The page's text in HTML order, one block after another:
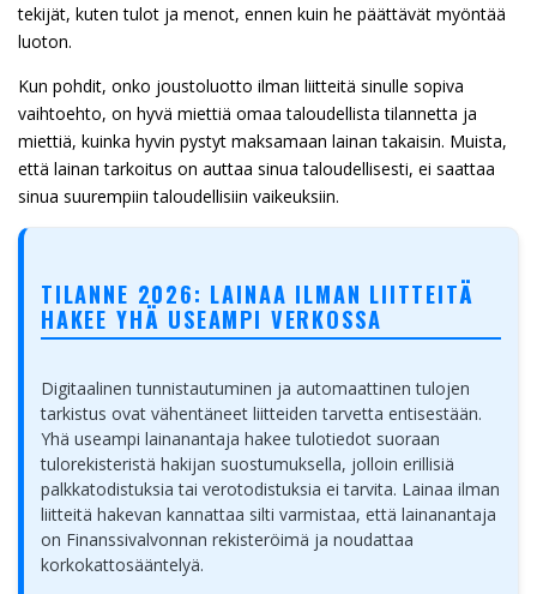
tekijät, kuten tulot ja menot, ennen kuin he päättävät myöntää
luoton.
Kun pohdit, onko joustoluotto ilman liitteitä sinulle sopiva
vaihtoehto, on hyvä miettiä omaa taloudellista tilannetta ja
miettiä, kuinka hyvin pystyt maksamaan lainan takaisin. Muista,
että lainan tarkoitus on auttaa sinua taloudellisesti, ei saattaa
sinua suurempiin taloudellisiin vaikeuksiin.
TILANNE 2026: LAINAA ILMAN LIITTEITÄ
HAKEE YHÄ USEAMPI VERKOSSA
Digitaalinen tunnistautuminen ja automaattinen tulojen
tarkistus ovat vähentäneet liitteiden tarvetta entisestään.
Yhä useampi lainanantaja hakee tulotiedot suoraan
tulorekisteristä hakijan suostumuksella, jolloin erillisiä
palkkatodistuksia tai verotodistuksia ei tarvita. Lainaa ilman
liitteitä hakevan kannattaa silti varmistaa, että lainanantaja
on Finanssivalvonnan rekisteröimä ja noudattaa
korkokattosääntelyä.